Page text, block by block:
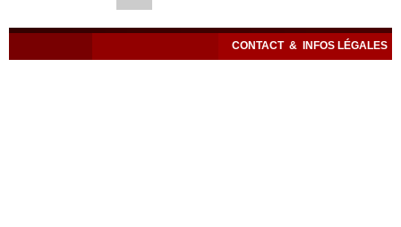
CONTACT & INFOS LÉGALES